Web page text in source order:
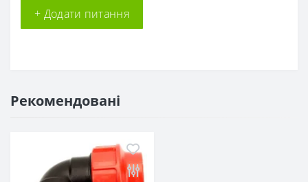
+ Додати питання
Рекомендовані